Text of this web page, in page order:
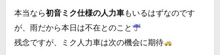
本当なら初音ミク仕様の人力車もいるはずなのです
が、雨だから本日は不在とのこと
残念ですが、ミク人力車は次の機会に期待